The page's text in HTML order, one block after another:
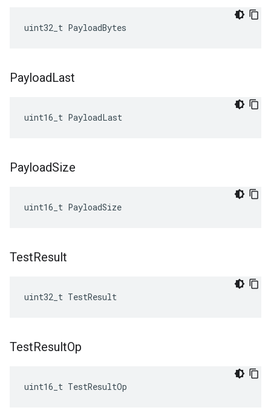
uint32_t PayloadBytes
PayloadLast
uint16_t PayloadLast
PayloadSize
uint16_t PayloadSize
TestResult
uint32_t TestResult
TestResultOp
uint16_t TestResultOp